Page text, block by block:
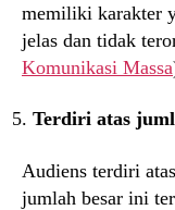
memiliki karakter
jelas dan tidak
Komunikasi Massa
Terdiri atas
Audiens terdiri
jumlah besar ini